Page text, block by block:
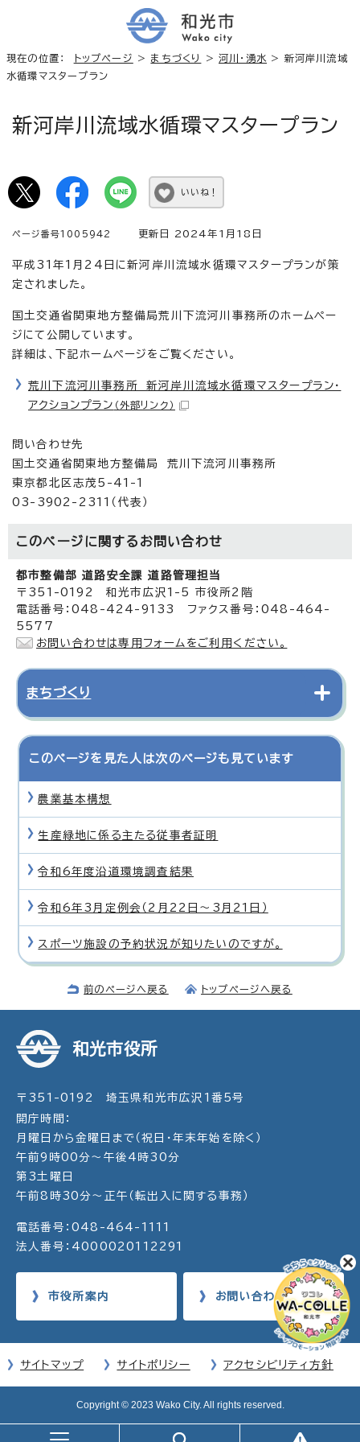
現在の位置： トップページ > まちづくり >河川・湧水 > 新河岸川流域
水循環マスタープラン
新河岸川流域水循環マスタープラン
いいね！
ページ番号1005942 更新日 2024年1月18日
平成31年1月24日に新河岸川流域水循環マスタープランが策
定されました。
国土交通省関東地方整備局荒川下流河川事務所のホームペー
ジにて公開しています。
詳細は、下記ホームページをご覧ください。
荒川下流河川事務所 新河岸川流域水循環マスタープラン・
アクションプラン （外部リンク）
問い合わせ先
国土交通省関東地方整備局 荒川下流河川事務所
東京都北区志茂5-41-1
03-3902-2311（代表）
このページに関する お問い合わせ
都市整備部 道路安全課 道路管理担当
〒351-0192 和光市広沢1-5 市役所2階
電話番号：048-424-9133 ファクス番号：048-464-
5577
お問い合わせは専用フォームをご利用ください。
まちづくり
このページを見た人は次のページも見ています
農業基本構想
生産緑地に係る主たる従事者証明
令和6年度沿道環境調査結果
令和6年3月定例会（2月22日〜3月21日）
スポーツ施設の予約状況が知りたいのですが。
前のページへ戻る トップページへ戻る
和光市役所
〒351-0192 埼玉県和光市広沢1番5号
開庁時間：
月曜日から金曜日まで（祝日・年末年始を除く）
午前9時00分～午後4時30分
第3土曜日
午前8時30分～正午（転出入に関する事務）
電話番号：048-464-1111
法人番号：4000020112291
市役所案内 お問い合わせ
サイトマップ サイトポリシー アクセシビリティ方針
Copyright © 2023 Wako City. All rights reserved.